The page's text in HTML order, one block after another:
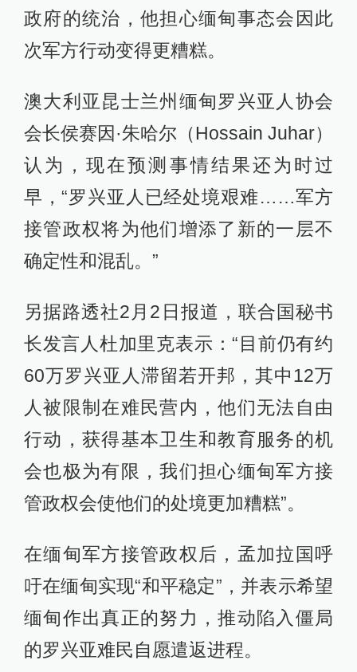
政府的统治，他担心缅甸事态会因此
次军方行动变得更糟糕。
澳大利亚昆士兰州缅甸罗兴亚人协会
会长侯赛因·朱哈尔（Hossain Juhar）
认为，现在预测事情结果还为时过
早，“罗兴亚人已经处境艰难……军方
接管政权将为他们增添了新的一层不
确定性和混乱。”
另据路透社2月2日报道，联合国秘书
长发言人杜加里克表示：“目前仍有约
60万罗兴亚人滞留若开邦，其中12万
人被限制在难民营内，他们无法自由
行动，获得基本卫生和教育服务的机
会也极为有限，我们担心缅甸军方接
管政权会使他们的处境更加糟糕”。
在缅甸军方接管政权后，孟加拉国呼
吁在缅甸实现“和平稳定”，并表示希望
缅甸作出真正的努力，推动陷入僵局
的罗兴亚难民自愿遣返进程。